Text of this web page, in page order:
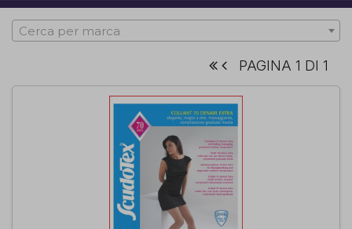
Cerca per marca
PAGINA 1 DI 1